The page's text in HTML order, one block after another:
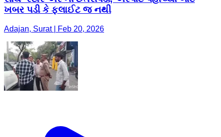
ખબર પડી કે ફ્લાઈટ જ નથી
Adajan, Surat | Feb 20, 2026